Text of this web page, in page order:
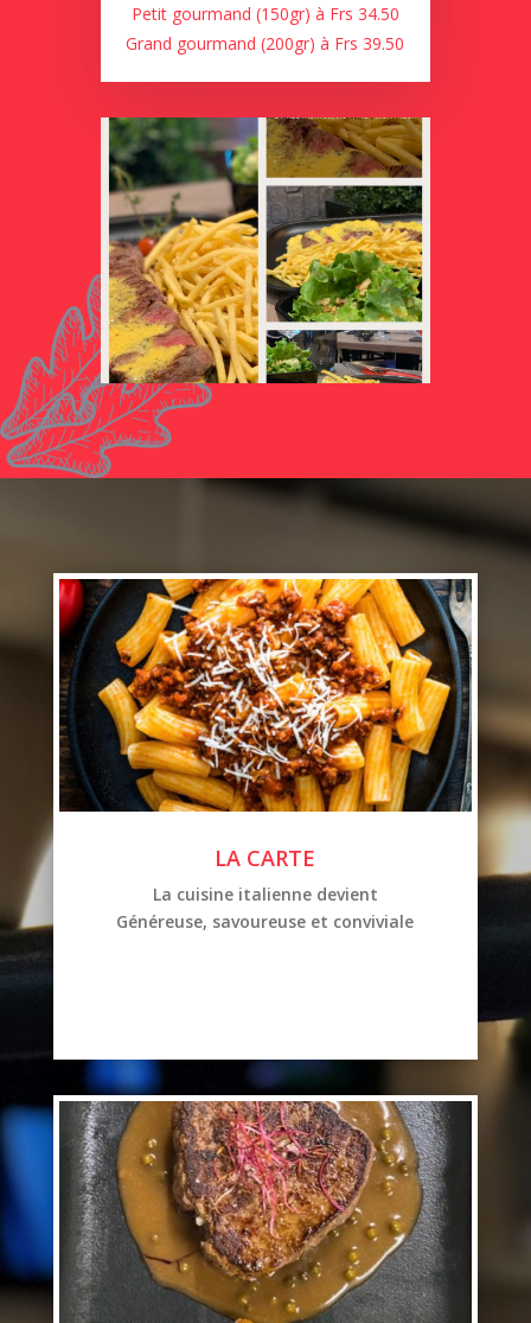
Petit gourmand (150gr) à Frs 34.50
Grand gourmand (200gr) à Frs 39.50
LA CARTE
La cuisine italienne devient
Généreuse, savoureuse et conviviale